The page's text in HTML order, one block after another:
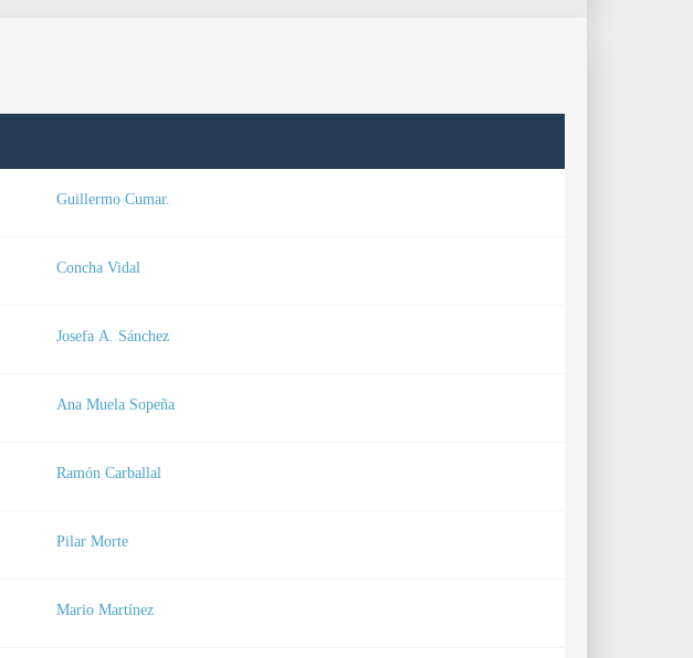
Guillermo Cumar.
Concha Vidal
Josefa A. Sánchez
Ana Muela Sopeña
Ramón Carballal
Pilar Morte
Mario Martínez